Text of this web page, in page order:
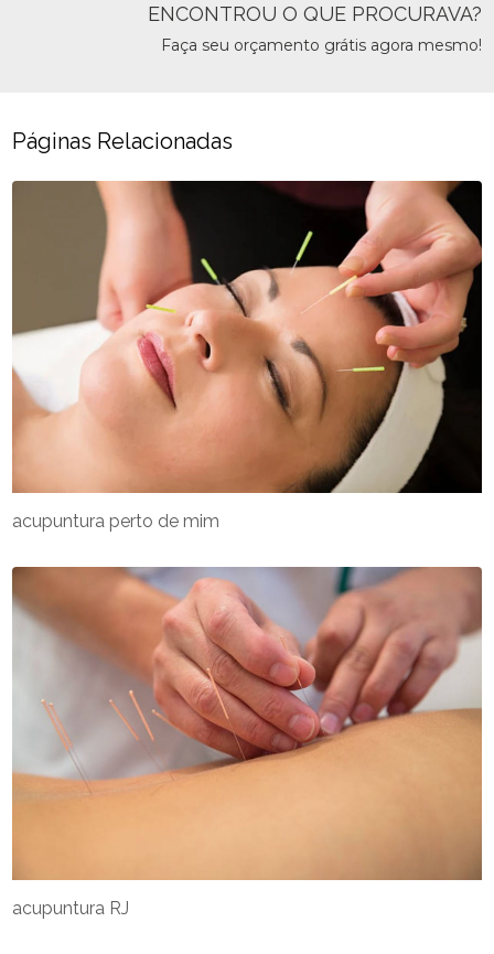
ENCONTROU O QUE PROCURAVA?
Faça seu orçamento grátis agora mesmo!
Páginas Relacionadas
acupuntura RJ
acupuntura perto de mim